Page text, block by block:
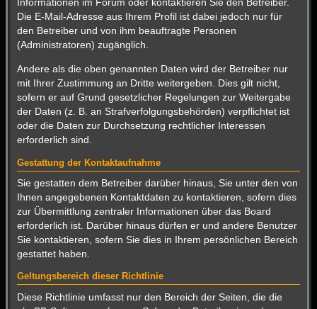
Die E-Mail-Adresse aus Ihrem Profil ist dabei jedoch nur für
den Betreiber und von ihm beauftragte Personen
(Administratoren) zugänglich.
Andere als die oben genannten Daten wird der Betreiber nur
mit Ihrer Zustimmung an Dritte weitergeben. Dies gilt nicht,
sofern er auf Grund gesetzlicher Regelungen zur Weitergabe
der Daten (z. B. an Strafverfolgungsbehörden) verpflichtet ist
oder die Daten zur Durchsetzung rechtlicher Interessen
erforderlich sind.
Gestattung der Kontaktaufnahme
Sie gestatten dem Betreiber darüber hinaus, Sie unter den von
Ihnen angegebenen Kontaktdaten zu kontaktieren, sofern dies
zur Übermittlung zentraler Informationen über das Board
erforderlich ist. Darüber hinaus dürfen er und andere Benutzer
Sie kontaktieren, sofern Sie dies in Ihrem persönlichen Bereich
gestattet haben.
Geltungsbereich dieser Richtlinie
Diese Richtlinie umfasst nur den Bereich der Seiten, die die